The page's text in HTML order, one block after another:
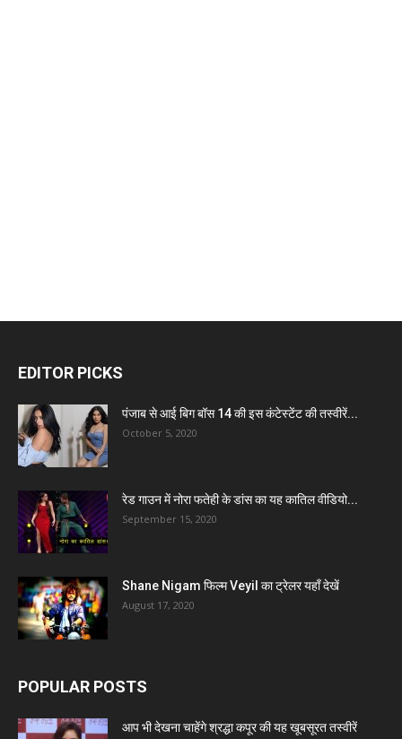
EDITOR PICKS
पंजाब से आई बिग बॉस 14 की इस कंटेस्टेंट की तस्वीरें...
October 5, 2020
रेड गाउन में नोरा फतेही के डांस का यह कातिल वीडियो...
September 15, 2020
Shane Nigam फिल्म Veyil का ट्रेलर यहाँ देखें
August 17, 2020
POPULAR POSTS
आप भी देखना चाहेंगे श्रद्धा कपूर की यह खूबसूरत तस्वीरें